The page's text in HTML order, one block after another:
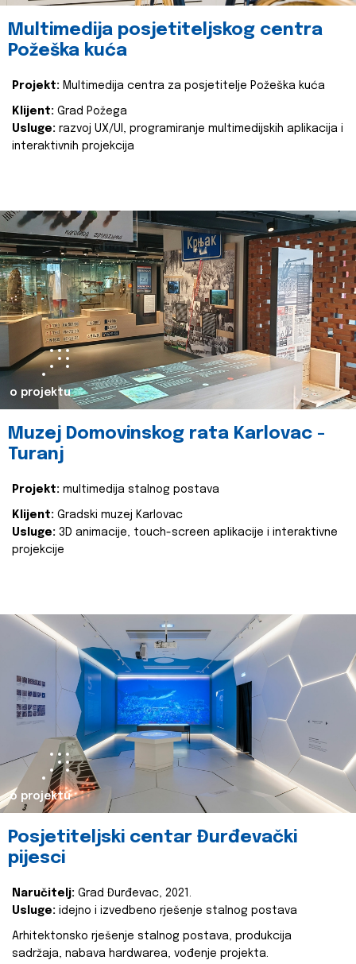
Multimedija posjetiteljskog centra
Požeška kuća
Projekt: Multimedija centra za posjetitelje Požeška kuća
Klijent: Grad Požega
Usluge: razvoj UX/UI, programiranje multimedijskih aplikacija i
interaktivnih projekcija
o projektu
Muzej Domovinskog rata Karlovac -
Turanj
Projekt: multimedija stalnog postava
Klijent: Gradski muzej Karlovac
Usluge: 3D animacije, touch-screen aplikacije i interaktivne
projekcije
o projektu
Posjetiteljski centar Đurđevački
pijesci
Naručitelj: Grad Đurđevac, 2021.
Usluge: idejno i izvedbeno rješenje stalnog postava
Arhitektonsko rješenje stalnog postava, produkcija
sadržaja, nabava hardwarea, vođenje projekta.